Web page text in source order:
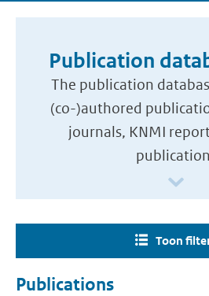
Publication
The publication
(co-)authored
journals, KNMI
Toon
Publications